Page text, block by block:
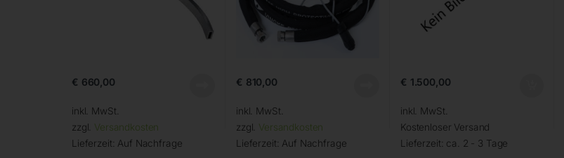
€ 660,00
inkl. MwSt.
zzgl. Versandkosten
Lieferzeit: Auf Nachfrage
€ 810,00
inkl. MwSt.
zzgl. Versandkosten
Lieferzeit: Auf Nachfrage
€ 1.500,00
inkl. MwSt.
Kostenloser Versand
Lieferzeit: ca. 2 - 3 Tage